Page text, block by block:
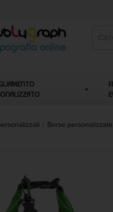
Borse personalizzate